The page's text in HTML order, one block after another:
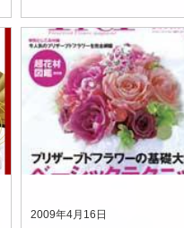
浦が得意とする「リボン
い！！ 「リボンは、従
ンとしての役割だけでな
材の一種として使うと、
使い道...
2009年4月16日